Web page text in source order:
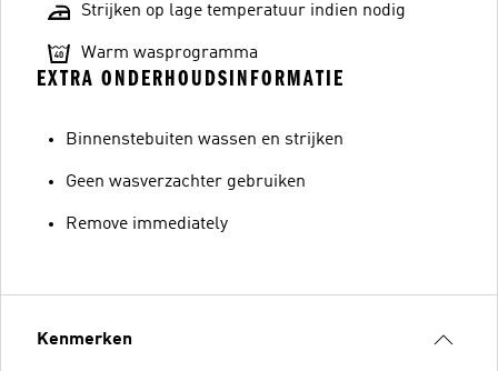
Strijken op lage temperatuur indien nodig
Warm wasprogramma
EXTRA ONDERHOUDSINFORMATIE
Binnenstebuiten wassen en strijken
Geen wasverzachter gebruiken
Remove immediately
Kenmerken